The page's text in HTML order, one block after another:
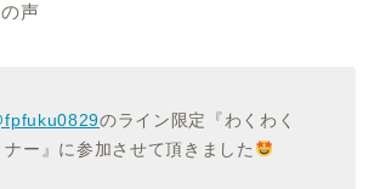
声
のライン限定『わくわく
ー』に参加させて頂きました